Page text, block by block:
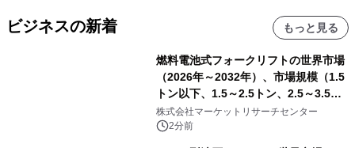
ビジネスの新着 もっと見る
燃料電池式フォークリフトの世界市場
（2026年～2032年）、市場規模（1.5
トン以下、1.5～2.5トン、2.5～3.5ト
ン、3.5～5.0トン、その他）・分析レ
ポートを発表
株式会社マーケットリサーチセンター
2分前